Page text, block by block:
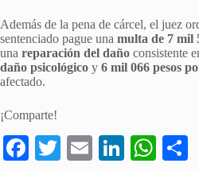
Además de la pena de cárcel, el juez
sentenciado pague una multa de 7 mil
una reparación del daño consistente
daño psicológico y 6 mil 066 pesos
afectado.
¡Comparte!
Fa T
E
Li
W